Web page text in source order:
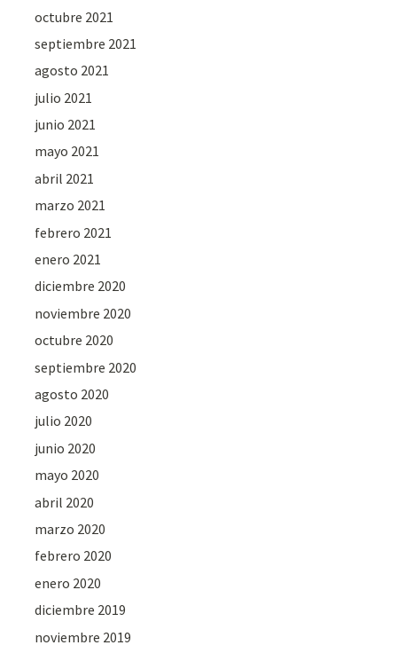
octubre 2021
septiembre 2021
agosto 2021
julio 2021
junio 2021
mayo 2021
abril 2021
marzo 2021
febrero 2021
enero 2021
diciembre 2020
noviembre 2020
octubre 2020
septiembre 2020
agosto 2020
julio 2020
junio 2020
mayo 2020
abril 2020
marzo 2020
febrero 2020
enero 2020
diciembre 2019
noviembre 2019